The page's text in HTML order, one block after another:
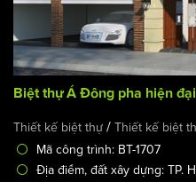
Biệt thự Á Đông pha hiện
Thiết kế biệt thự / Thiết kế biệt
Mã công trình: BT-1707
Địa điểm, đất xây dựng: TP.